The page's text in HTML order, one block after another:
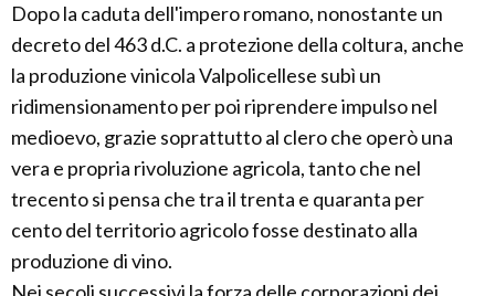
Dopo la caduta dell'impero romano, nonostante un
decreto del 463 d.C. a protezione della coltura, anche
la produzione vinicola Valpolicellese subì un
ridimensionamento per poi riprendere impulso nel
medioevo, grazie soprattutto al clero che operò una
vera e propria rivoluzione agricola, tanto che nel
trecento si pensa che tra il trenta e quaranta per
cento del territorio agricolo fosse destinato alla
produzione di vino.